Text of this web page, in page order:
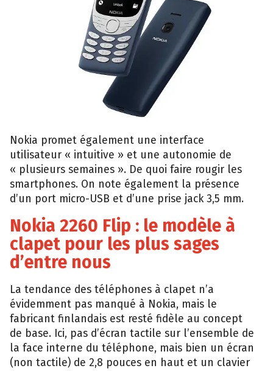
Nokia promet également une interface
utilisateur « intuitive » et une autonomie de
« plusieurs semaines ». De quoi faire rougir les
smartphones. On note également la présence
d’un port micro-USB et d’une prise jack 3,5 mm.
Nokia 2260 Flip : le modèle à
clapet pour les plus sages
d’entre nous
La tendance des téléphones à clapet n’a
évidemment pas manqué à Nokia, mais le
fabricant finlandais est resté fidèle au concept
de base. Ici, pas d’écran tactile sur l’ensemble de
la face interne du téléphone, mais bien un écran
(non tactile) de 2,8 pouces en haut et un clavier